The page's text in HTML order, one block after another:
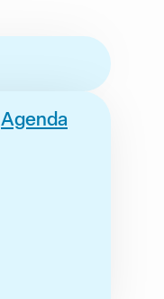
Agenda